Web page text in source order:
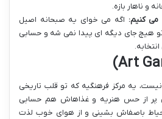
و ناهار بازه.
می کنیم: اگه می خوای یه صبحانه اصیل
تو هیچ جای دیگه ای پیدا نمی شه و حسابی
یه مرکز فرهنگیه که تو قلب تاریخی
پر از حس هنریه و غذاهاش هم حسابی
باصفاش بشینی و از هوای خوب لذت